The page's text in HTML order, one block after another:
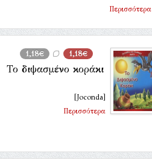
Περισσότερα
1,18€ 1,18€
Το διψασμένο κοράκι
[Joconda]
Περισσότερα